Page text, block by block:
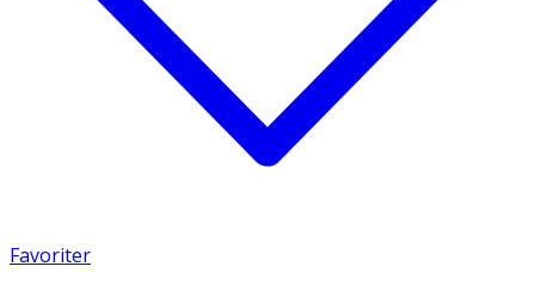
Favoriter